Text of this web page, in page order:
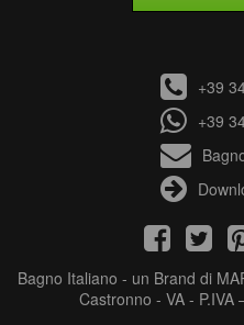
+39
+39
Bagno Italiano - un Brand di
Castronno - VA - P.IVA